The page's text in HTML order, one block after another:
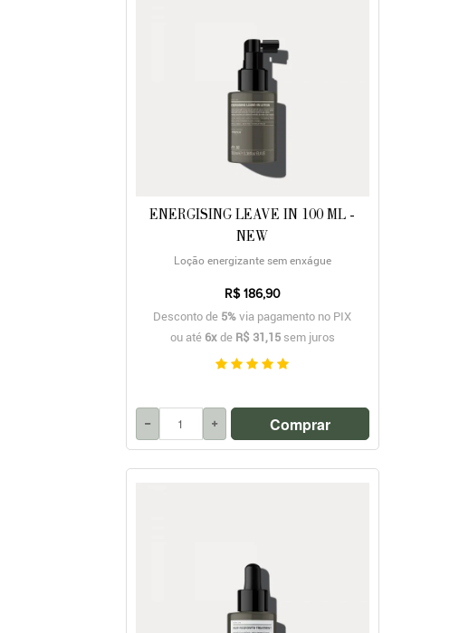
ENERGISING LEAVE IN 100 ML -
NEW
Loção energizante sem enxágue
R$ 186,90
Desconto de 5%via pagamento no PIX
ou até 6xde R$ 31,15sem juros
Comprar